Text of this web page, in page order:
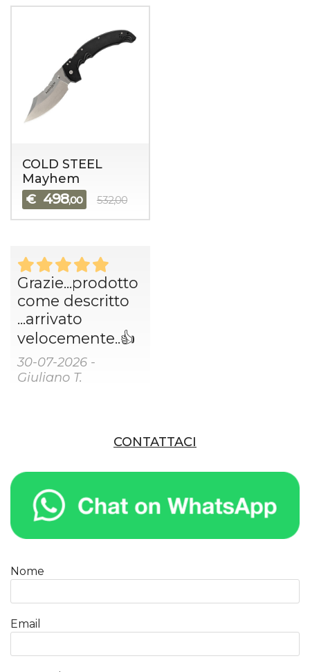
COLD STEEL
Mayhem
€ 498,00 532,00
Grazie...prodotto
come descritto
...arrivato
velocemente..👍
30-07-2026 -
Giuliano T.
CONTATTACI
Nome
Email